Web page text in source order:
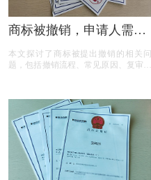
商标被撤销，申请人需担
本文探讨了商标被提出撤销的相关问
题，包括撤销流程、常见原因、复审与
利人提供了全面的指导。